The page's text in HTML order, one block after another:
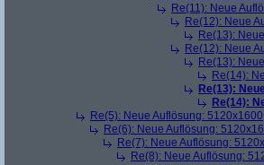
Re(11): Neue
Re(12): Neue
Re(13):
Re(12): Neue
Re(13):
Re(14):
Re(13):
Re(14):
Re(5): Neue Auflösung: 5120x1600
Re(6): Neue Auflösung:
Re(7): Neue Auflösung:
Re(8): Neue Auflösung: